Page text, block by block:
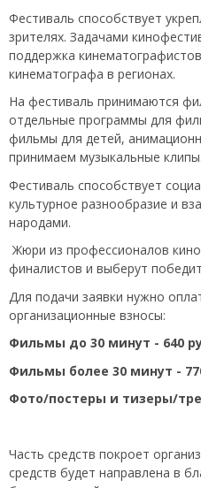
Фестиваль способствует
зрителях. Задачами
поддержка
кинематографа в регионах.
На фестиваль принимаются
отдельные программы для
фильмы для детей,
принимаем музыкальные клипы.
Фестиваль способствует
культурное разнообразие и
народами.
Жюри из профессионалов
финалистов и выберут
Для подачи заявки нужно
организационные взносы:
Фильмы до 30 минут - 640
Фильмы более 30 минут -
Фото/постеры и тизеры/
Часть средств покроет
средств будет направлена в